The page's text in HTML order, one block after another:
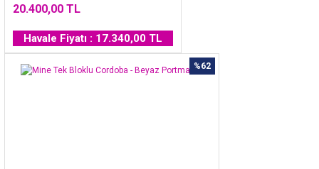
20.400,00 TL
Havale Fiyatı : 17.340,00 TL
%62